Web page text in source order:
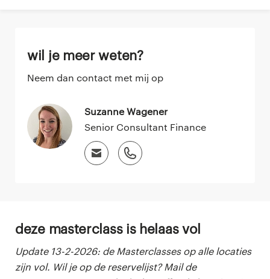
Wil je meer weten?
Neem dan contact met mij op
Suzanne Wagener
Senior Consultant Finance
Deze masterclass is helaas vol
Update 13-2-2026: de Masterclasses op alle locaties
zijn vol. Wil je op de reservelijst? Mail de